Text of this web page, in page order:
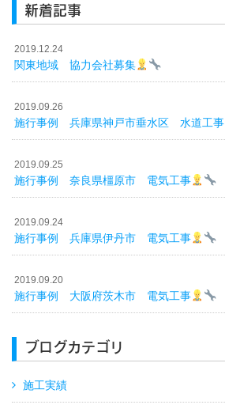
新着記事
2019.12.24
関東地域 協力会社募集
2019.09.26
施行事例 兵庫県神戸市垂水区 水道工事
2019.09.25
施行事例 奈良県橿原市 電気工事
2019.09.24
施行事例 兵庫県伊丹市 電気工事
2019.09.20
施行事例 大阪府茨木市 電気工事
ブログカテゴリ
施工実績